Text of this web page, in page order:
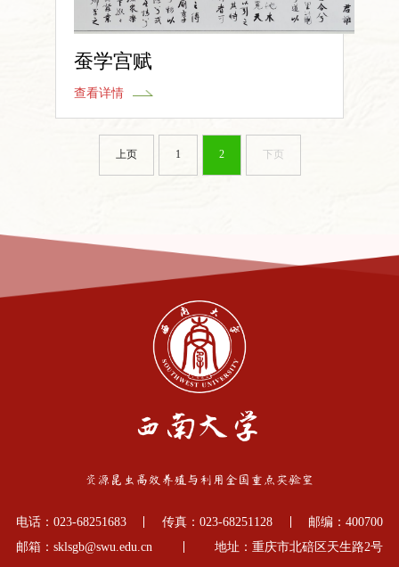
蚕学宫赋
查看详情
上页 1 2 下页
电话：023-68251683 传真：023-68251128
邮编：400700
邮箱：sklsgb@swu.edu.cn
地址：重庆市北碚区天生路2号